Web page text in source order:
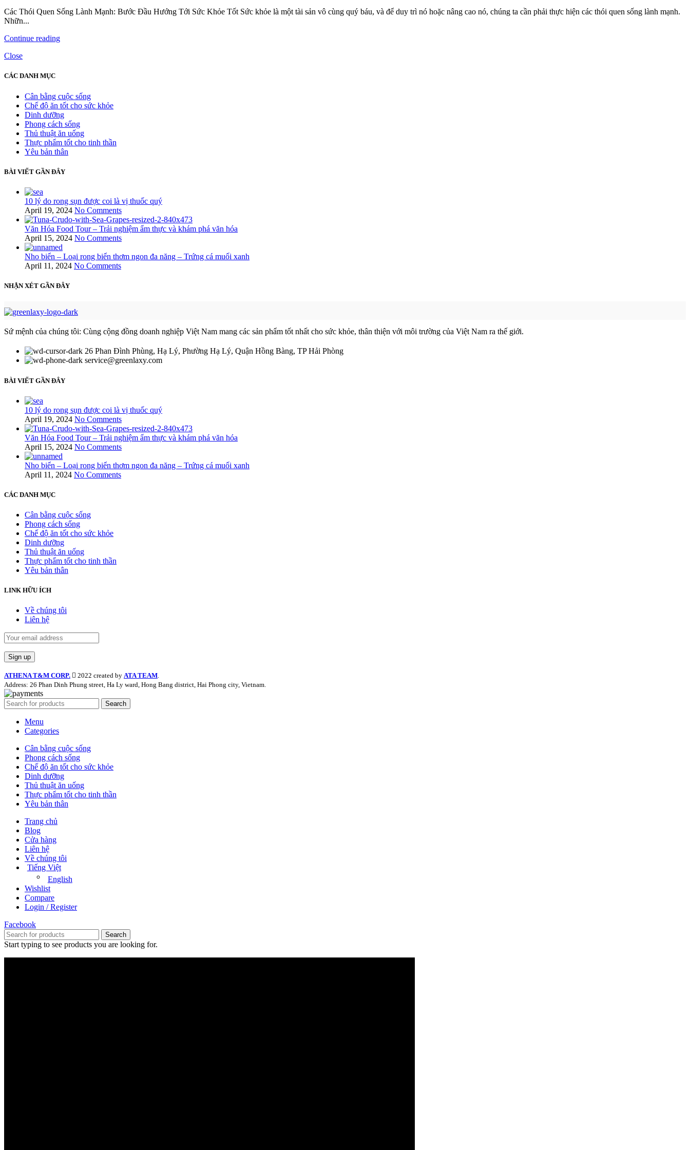
Các Thói Quen Sống Lành Mạnh: Bước Đầu Hướng Tới Sức Khỏe Tốt Sức khỏe là một tài sản vô cùng quý báu, và để duy trì nó hoặc nâng cao nó, chúng ta cần phải thực hiện các thói quen sống lành mạnh.
Nhữn...
Continue reading
Close
CÁC DANH MỤC
Cân bằng cuộc sống
Chế độ ăn tốt cho sức khỏe
Dinh dưỡng
Phong cách sống
Thủ thuật ăn uống
Thực phẩm tốt cho tinh thần
Yêu bản thân
BÀI VIẾT GẦN ĐÂY
10 lý do rong sụn được coi là vị thuốc quý
April 19, 2024 No Comments
Văn Hóa Food Tour – Trải nghiệm ẩm thực và khám phá văn hóa
April 15, 2024 No Comments
Nho biển – Loại rong biển thơm ngon đa năng – Trứng cá muối xanh
April 11, 2024 No Comments
NHẬN XÉT GẦN ĐÂY
Sứ mệnh của chúng tôi: Cùng cộng đồng doanh nghiệp Việt Nam mang các sản phẩm tốt nhất cho sức khỏe, thân thiện với môi trường của Việt Nam ra thế giới.
26 Phan Đình Phùng, Hạ Lý, Phường Hạ Lý, Quận Hồng Bàng, TP Hải Phòng
service@greenlaxy.com
BÀI VIẾT GẦN ĐÂY
10 lý do rong sụn được coi là vị thuốc quý
April 19, 2024 No Comments
Văn Hóa Food Tour – Trải nghiệm ẩm thực và khám phá văn hóa
April 15, 2024 No Comments
Nho biển – Loại rong biển thơm ngon đa năng – Trứng cá muối xanh
April 11, 2024 No Comments
CÁC DANH MỤC
Cân bằng cuộc sống
Phong cách sống
Chế độ ăn tốt cho sức khỏe
Dinh dưỡng
Thủ thuật ăn uống
Thực phẩm tốt cho tinh thần
Yêu bản thân
LINK HỮU ÍCH
Về chúng tôi
Liên hệ
ATHENA T&M CORP. 2022 created by ATA TEAM.
Address: 26 Phan Dinh Phung street, Ha Ly ward, Hong Bang district, Hai Phong city, Vietnam.
Search
Menu
Categories
Cân bằng cuộc sống
Phong cách sống
Chế độ ăn tốt cho sức khỏe
Dinh dưỡng
Thủ thuật ăn uống
Thực phẩm tốt cho tinh thần
Yêu bản thân
Trang chủ
Blog
Cửa hàng
Liên hệ
Về chúng tôi
Tiếng Việt
English
Wishlist
Compare
Login / Register
Facebook
Search
Start typing to see products you are looking for.